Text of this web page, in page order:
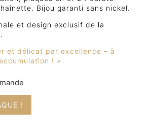
Bijou garanti sans nickel.
et design exclusif de la
et délicat par excellence – à
! »
!